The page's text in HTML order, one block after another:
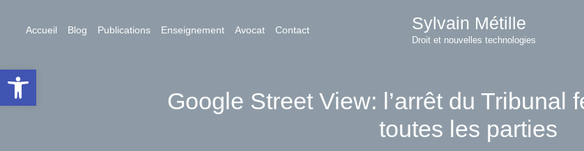
Ouvrir la barre d’outils
Accueil Blog Publications Enseignement Avocat Contact Sylvain Métille
Droit et nouvelles technologies
Google Street View: l’arrêt du Tribunal
toutes les parties